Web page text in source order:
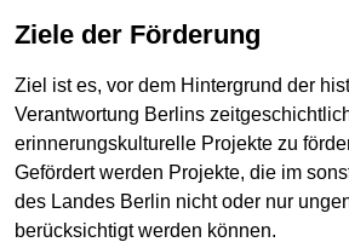
Ziele der Förderung
Ziel ist es, vor dem Hintergrund der
Verantwortung Berlins
erinnerungskulturelle Projekte zu
Gefördert werden Projekte, die im
des Landes Berlin nicht oder nur
berücksichtigt werden können.